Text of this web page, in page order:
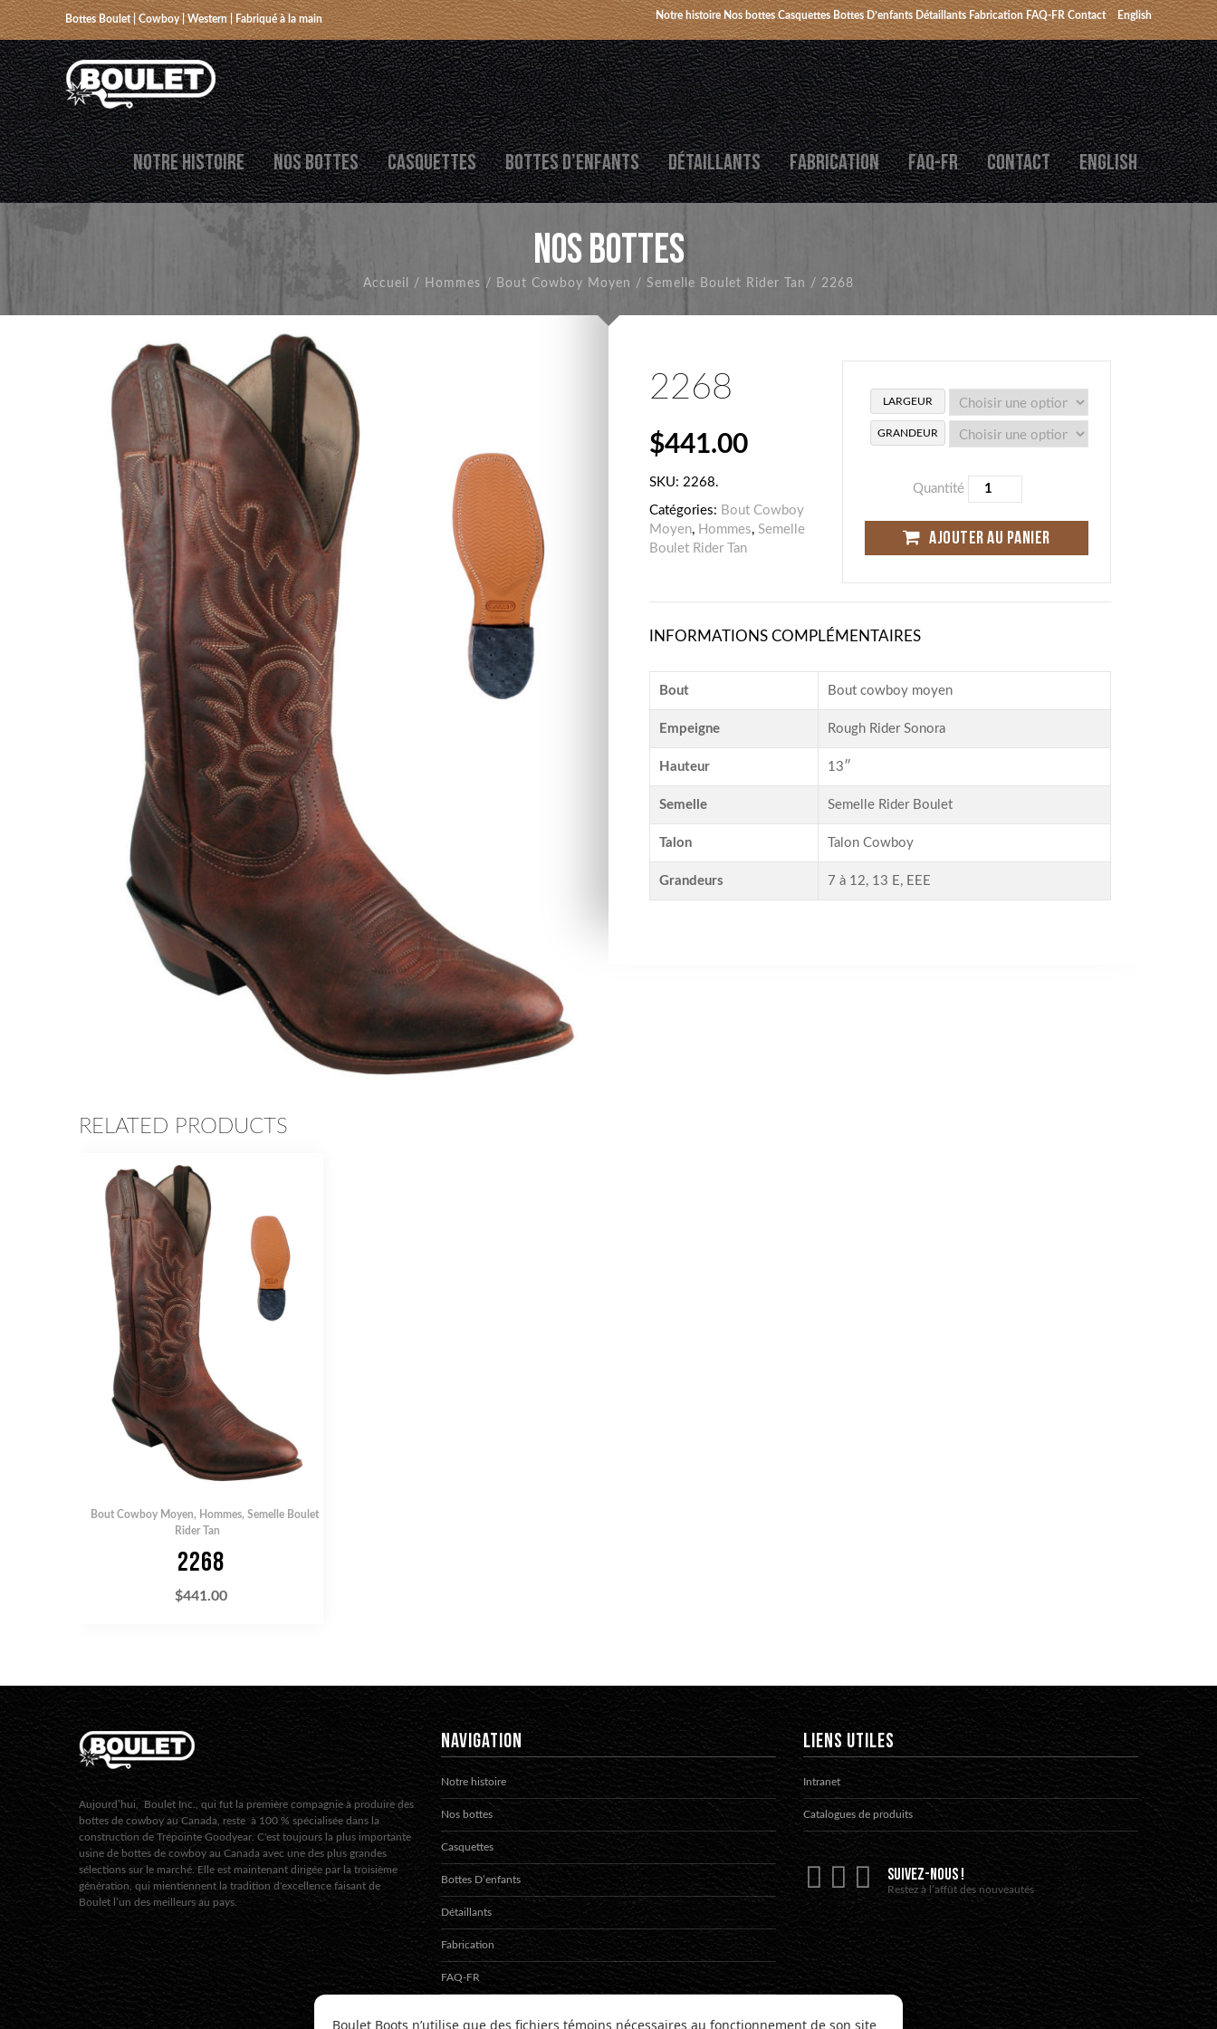
Bottes Boulet | Cowboy | Western | Fabriqué à la main Notre histoire Nos bottes Casquettes Bottes D’enfants Détaillants Fabrication FAQ-FR Contact English
NOTRE HISTOIRE NOS BOTTES CASQUETTES BOTTES D’ENFANTS DÉTAILLANTS FABRICATION FAQ-FR CONTACT ENGLISH
NOS BOTTES
Accueil / Hommes / Bout Cowboy Moyen / Semelle Boulet Rider Tan / 2268
RETOUR 2268
$441.00
SKU: 2268.
Catégories: Bout Cowboy
Moyen, Hommes, Semelle
Boulet Rider Tan
LARGEUR
GRANDEUR
Quantité
AJOUTER AU PANIER
INFORMATIONS COMPLÉMENTAIRES
Bout Bout cowboy moyen
Empeigne Rough Rider Sonora
Hauteur 13″
Semelle Semelle Rider Boulet
Talon Talon Cowboy
Grandeurs 7 à 12, 13 E, EEE
RELATED PRODUCTS
Bout Cowboy Moyen, Hommes, Semelle Boulet
Rider Tan
2268
$441.00
Aujourd’hui, Boulet Inc., qui fut la première compagnie à produire des
bottes de cowboy au Canada, reste à 100 % spécialisée dans la
construction de Trépointe Goodyear. C'est toujours la plus importante
usine de bottes de cowboy au Canada avec une des plus grandes
sélections sur le marché. Elle est maintenant dirigée par la troisième
génération, qui mientiennent la tradition d'excellence faisant de
Boulet l’un des meilleurs au pays.
NAVIGATION
Notre histoire
Nos bottes
Casquettes
Bottes D’enfants
Détaillants
Fabrication
FAQ-FR
LIENS UTILES
Intranet
Catalogues de produits
SUIVEZ-NOUS !
Restez à l’affût des nouveautés
Boulet Boots n’utilise que des fichiers témoins nécessaires au fonctionnement de son site